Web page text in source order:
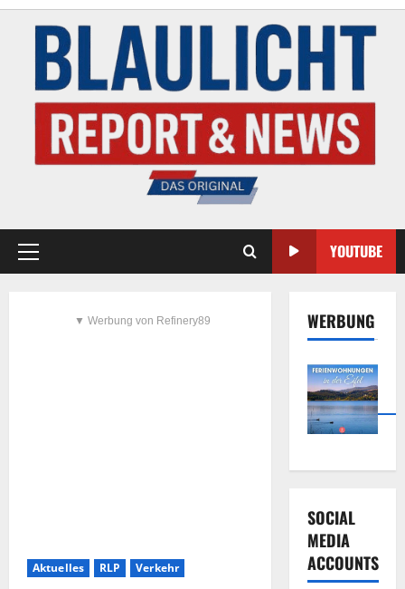
YOUTUBE
▼ Werbung von Refinery89
Aktuelles RLP Verkehr
WERBUNG
SOCIAL
MEDIA
ACCOUNTS